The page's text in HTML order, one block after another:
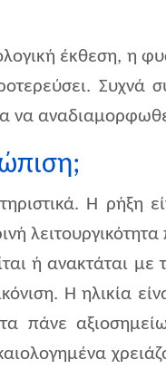
έκθεση, η
Συχνά
να
Η ρήξη
ή ανακτάται με
Η ηλικία
πάνε